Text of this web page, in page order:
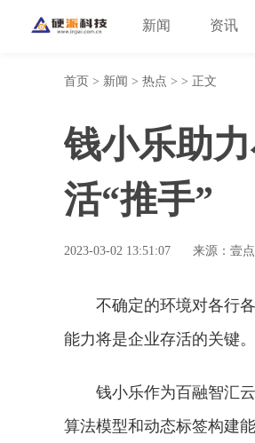
新闻 资讯
首页 > 新闻 > 热点 > > 正文
钱小乐助
活“推手”
2023-03-02 13:51:07 来源：壹点
不确定的环境对各行
能力将是企业存活的关键。
钱小乐作为百融智汇
算法模型和动态标签构建